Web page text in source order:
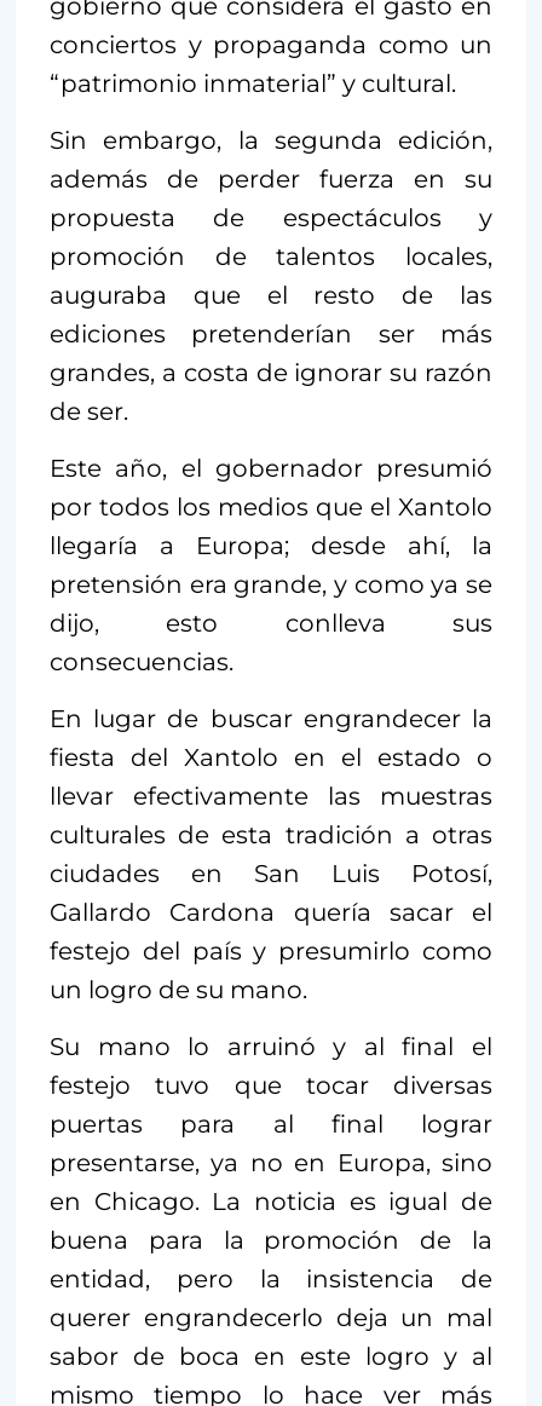
gobierno que considera el gasto en
conciertos y propaganda como un
“patrimonio inmaterial” y cultural.
Sin embargo, la segunda edición,
además de perder fuerza en su
propuesta de espectáculos y
promoción de talentos locales,
auguraba que el resto de las
ediciones pretenderían ser más
grandes, a costa de ignorar su razón
de ser.
Este año, el gobernador presumió
por todos los medios que el Xantolo
llegaría a Europa; desde ahí, la
pretensión era grande, y como ya se
dijo, esto conlleva sus
consecuencias.
En lugar de buscar engrandecer la
fiesta del Xantolo en el estado o
llevar efectivamente las muestras
culturales de esta tradición a otras
ciudades en San Luis Potosí,
Gallardo Cardona quería sacar el
festejo del país y presumirlo como
un logro de su mano.
Su mano lo arruinó y al final el
festejo tuvo que tocar diversas
puertas para al final lograr
presentarse, ya no en Europa, sino
en Chicago. La noticia es igual de
buena para la promoción de la
entidad, pero la insistencia de
querer engrandecerlo deja un mal
sabor de boca en este logro y al
mismo tiempo lo hace ver más